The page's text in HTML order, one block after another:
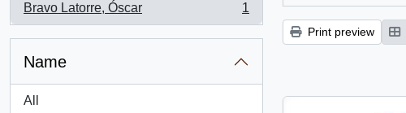
Bravo Latorre, Óscar
, 1 results
1
Name
All
Print preview